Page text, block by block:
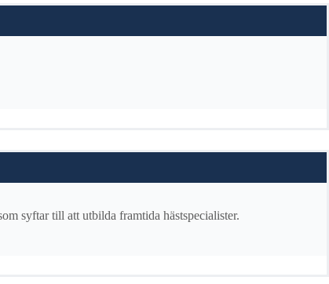
syftar till att utbilda framtida hästspecialister.